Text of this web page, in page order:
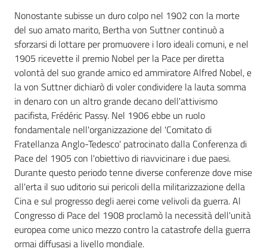
Nonostante subisse un duro colpo nel 1902 con la morte
del suo amato marito, Bertha von Suttner continuò a
sforzarsi di lottare per promuovere i loro ideali comuni, e nel
1905 ricevette il premio Nobel per la Pace per diretta
volontà del suo grande amico ed ammiratore Alfred Nobel, e
la von Suttner dichiarò di voler condividere la lauta somma
in denaro con un altro grande decano dell'attivismo
pacifista, Frédéric Passy. Nel 1906 ebbe un ruolo
fondamentale nell'organizzazione del 'Comitato di
Fratellanza Anglo-Tedesco' patrocinato dalla Conferenza di
Pace del 1905 con l'obiettivo di riavvicinare i due paesi.
Durante questo periodo tenne diverse conferenze dove mise
all'erta il suo uditorio sui pericoli della militarizzazione della
Cina e sul progresso degli aerei come velivoli da guerra. Al
Congresso di Pace del 1908 proclamò la necessità dell'unità
europea come unico mezzo contro la catastrofe della guerra
ormai diffusasi a livello mondiale.